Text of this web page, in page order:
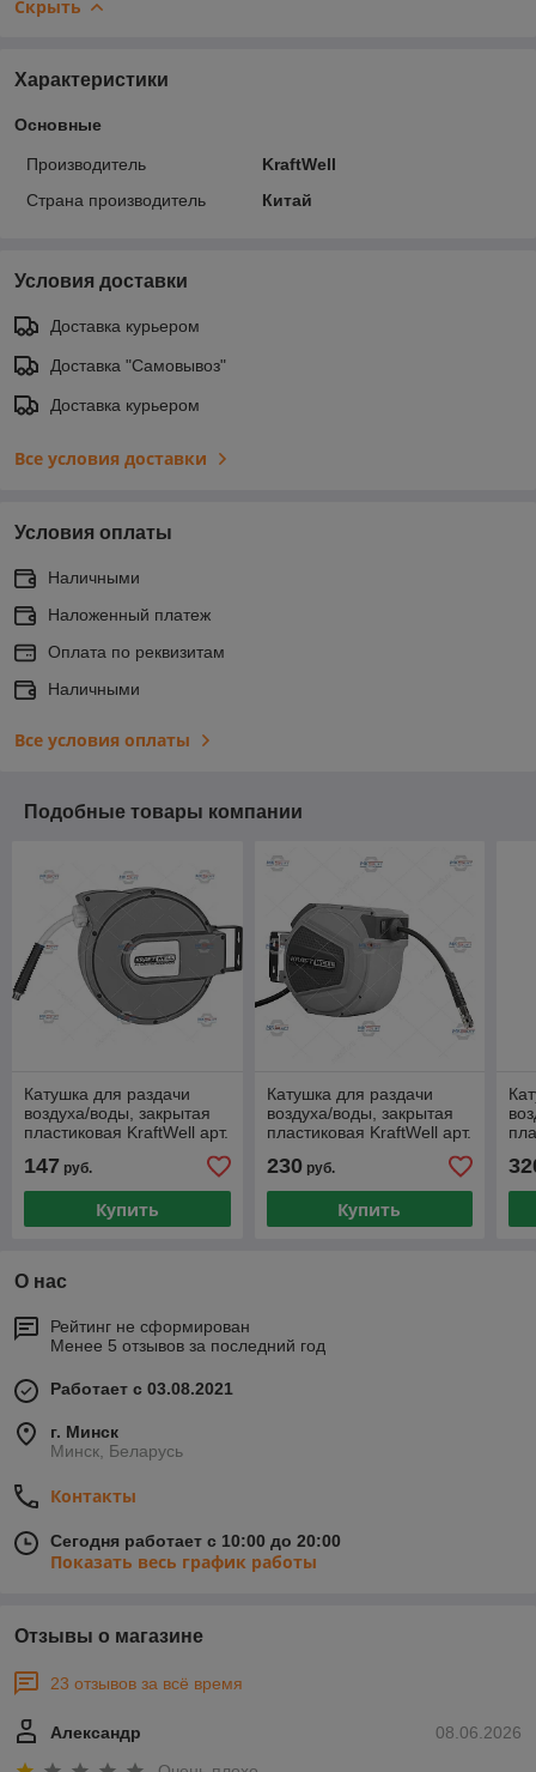
Скрыть
Характеристики
Основные
Производитель
KraftWell
Страна производитель
Китай
Условия доставки
Доставка курьером
Доставка "Самовывоз"
Доставка курьером
Все условия доставки
Условия оплаты
Наличными
Наложенный платеж
Оплата по реквизитам
Наличными
Все условия оплаты
Подобные товары компании
Катушка для раздачи
воздуха/воды, закрытая
пластиковая KraftWell арт.
147 руб.
Купить
Катушка для раздачи
воздуха/воды, закрытая
пластиковая KraftWell арт.
230руб.
Купить
О нас
Рейтинг не сформирован
Менее 5 отзывов за последний год
Работает с 03.08.2021
г. Минск
Минск, Беларусь
Контакты
Сегодня работает с 10:00 до 20:00
Показать весь график работы
Отзывы о магазине
23 отзывов за всё время
08.06.2026
Александр